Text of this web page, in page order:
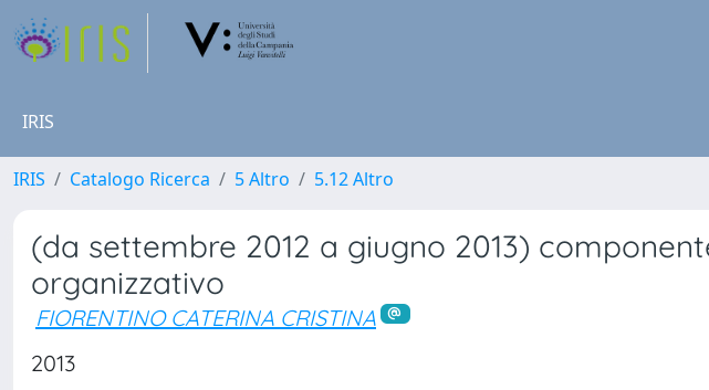
IRIS
IRIS Catalogo Ricerca 5 Altro 5.12 Altro
(da settembre 2012 a giugno 2013)
organizzativo
FIORENTINO CATERINA CRISTINA
2013